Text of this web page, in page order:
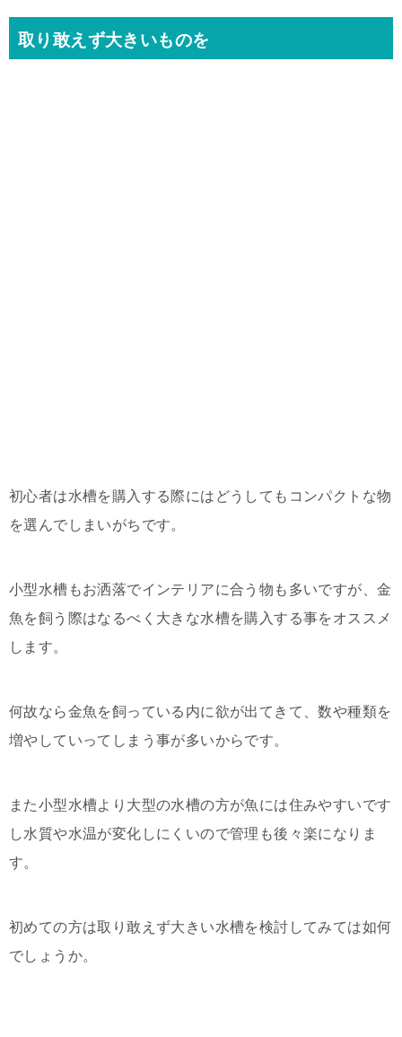
取り敢えず大きいものを
初心者は水槽を購入する際にはどうしてもコンパクトな物
を選んでしまいがちです。
小型水槽もお洒落でインテリアに合う物も多いですが、金
魚を飼う際はなるべく大きな水槽を購入する事をオススメ
します。
何故なら金魚を飼っている内に欲が出てきて、数や種類を
増やしていってしまう事が多いからです。
また小型水槽より大型の水槽の方が魚には住みやすいです
し水質や水温が変化しにくいので管理も後々楽になりま
す。
初めての方は取り敢えず大きい水槽を検討してみては如何
でしょうか。